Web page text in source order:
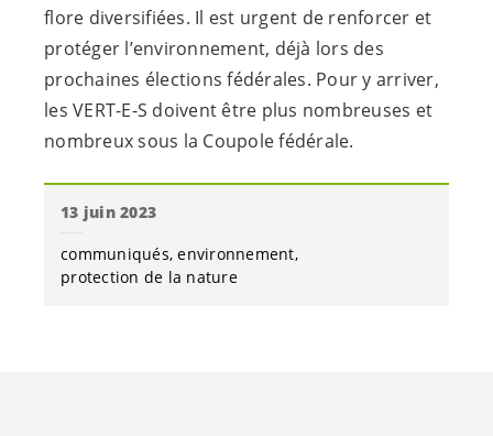
flore diversifiées. Il est urgent de renforcer et
protéger l’environnement, déjà lors des
prochaines élections fédérales. Pour y arriver,
les VERT-E-S doivent être plus nombreuses et
nombreux sous la Coupole fédérale.
13 juin 2023
communiqués environnement
protection de la nature